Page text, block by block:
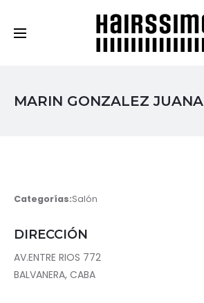
MARIN GONZALEZ JUANA
Categorías:Salón
DIRECCIÓN
AV.ENTRE RIOS 772
BALVANERA, CABA